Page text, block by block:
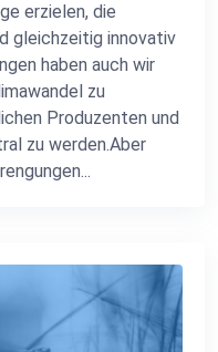
erzielen, die
gleichzeitig innovativ
haben auch wir
zu
Produzenten und
zu werden.Aber